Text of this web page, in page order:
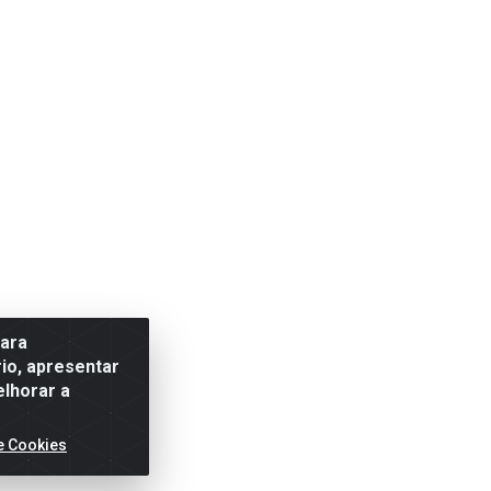
apresentar
a
Cookies